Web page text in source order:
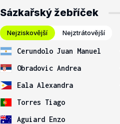
Sázkařský žebříček
Nejziskovější Nejztrátovější
Cerundolo Juan Manuel
Obradovic Andrea
Eala Alexandra
Torres Tiago
Aguiard Enzo